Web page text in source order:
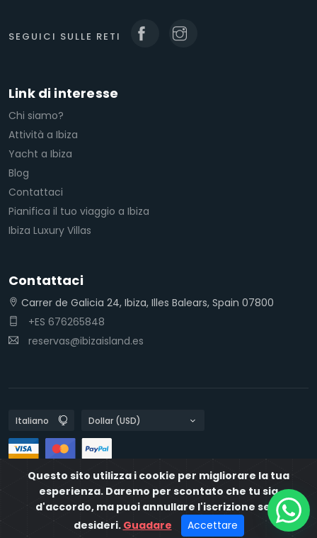
SEGUICI SULLE RETI
Link di interesse
Chi siamo?
Attività a Ibiza
Yacht a Ibiza
Blog
Contattaci
Pianifica il tuo viaggio a Ibiza
Ibiza Luxury Villas
Contattaci
Carrer de Galicia 24, Ibiza, Illes Balears, Spain 07800
+ES 676265848
reservas@ibizaisland.es
Politiche sulla privacy Politiche sui cookie IbizaIsland
Desarrollado porDestia
Questo sito utilizza i cookie per migliorare la tua
esperienza. Daremo per scontato che tu sia
d'accordo, ma puoi annullare l'iscrizione se lo
desideri. Guadare Accettare